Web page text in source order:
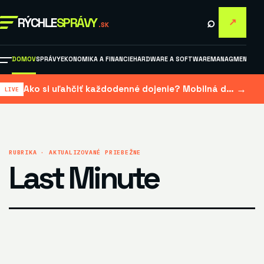
RÝCHLESPRÁVY .SK ⌕ ↗
DOMOVSPRÁVYEKONOMIKA A FINANCIEHARDWARE A SOFTWAREMANAGMENT A
Ako si uľahčiť každodenné dojenie? Mobilná dojačka šetrí čas aj námahu →
RUBRIKA · AKTUALIZOVANÉ PRIEBEŽNE
Last Minute